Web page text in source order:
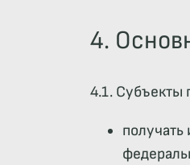
4.
4.1. Субъекты